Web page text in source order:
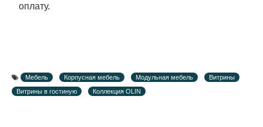
оплату.
Мебель Корпусная мебель Модульная мебель
Витрины
Витрины в гостиную
Коллекция OLIN